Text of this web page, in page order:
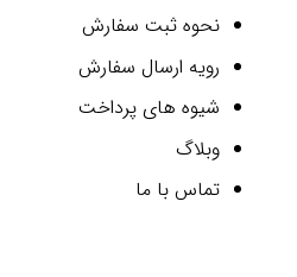
نحوه ثبت سفارش
رویه ارسال سفارش
شیوه های پرداخت
وبلاگ
تماس با ما